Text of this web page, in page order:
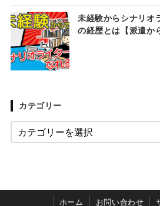
未経験からシナリオ
の経歴とは【派遣か
カテゴリー
ホーム お問い合わせ